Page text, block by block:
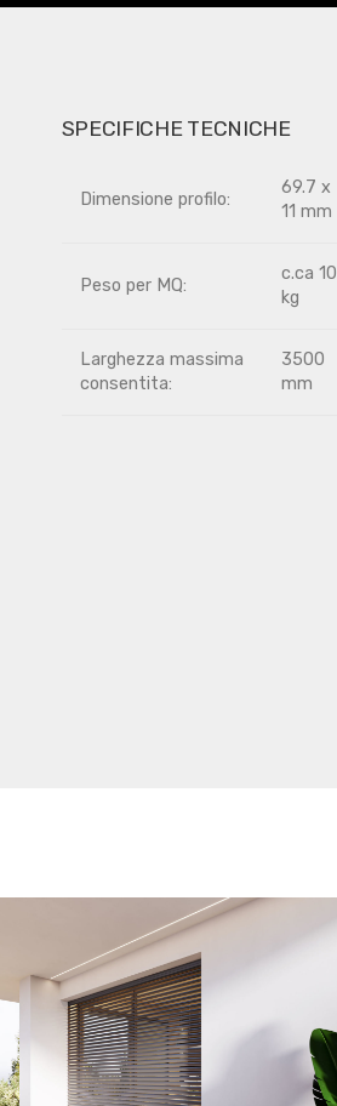
SPECIFICHE TECNICHE
Dimensione profilo:
69.7 x
11 mm
Peso per MQ:
c.ca 10
kg
Larghezza massima
consentita:
3500
mm